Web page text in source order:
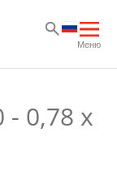
Меню
- 0,78 x